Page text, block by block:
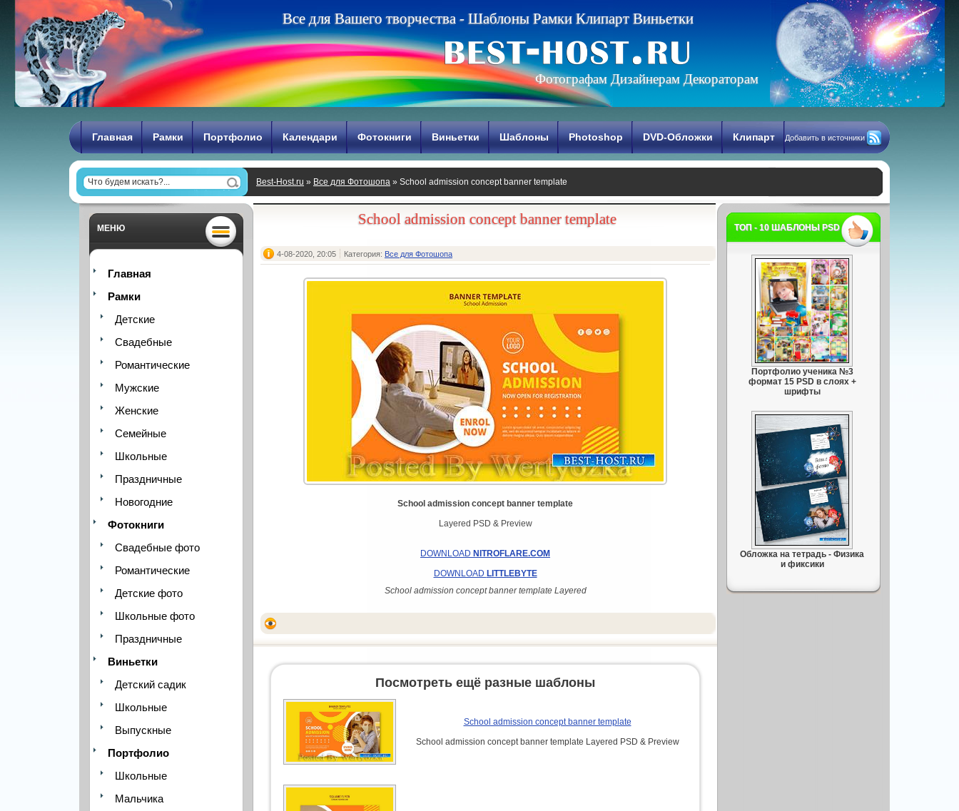
Все для Вашего творчества - Шаблоны Рамки Клипарт Виньетки
Фотографам Дизайнерам Декораторам
Главная Рамки Портфолио Календари Фотокниги Виньетки Шаблоны Photoshop DVD-Обложки Клипарт Добавить в источники
Best-Host.ru » Все для Фотошопа » School admission concept banner template
МЕНЮ
Главная
Рамки
Детские
Свадебные
Романтические
Мужские
Женские
Семейные
Школьные
Праздничные
Новогодние
Фотокниги
Свадебные фото
Романтические
Детские фото
Школьные фото
Праздничные
Виньетки
Детский садик
Школьные
Выпускные
Портфолио
Школьные
Мальчика
School admission concept banner template
4-08-2020, 20:05 Категория: Все для Фотошопа
School admission concept banner template
Layered PSD & Preview
DOWNLOAD NITROFLARE.COM
DOWNLOAD LITTLEBYTE
School admission concept banner template Layered
Посмотреть ещё разные шаблоны
School admission concept banner template
School admission concept banner template Layered PSD & Preview
ТОП - 10 ШАБЛОНЫ PSD
Портфолио ученика №3
формат 15 PSD в слоях +
шрифты
Обложка на тетрадь - Физика
и фиксики